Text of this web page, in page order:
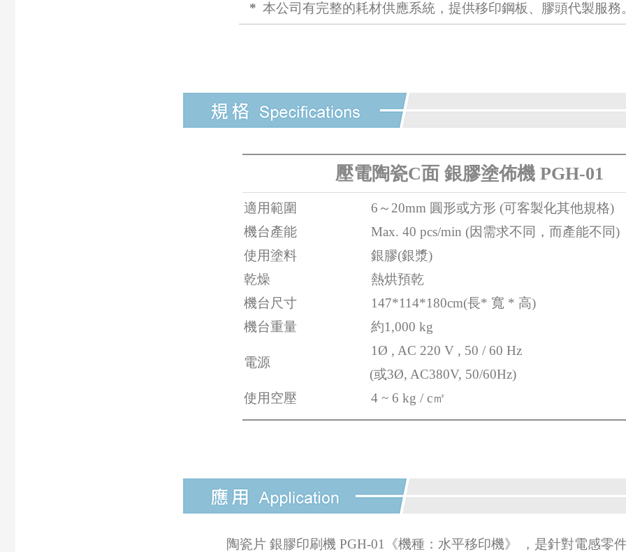
* 本公司有完整的耗材供應系統，提供移印鋼板、膠頭代製服務
壓電陶瓷C面 銀膠塗佈機 PGH-01
適用範圍
6～20mm 圓形或方形 (可客製化其他規格)
機台產能
Max. 40 pcs/min (因需求不同，而產能不同)
使用塗料
銀膠(銀漿)
乾燥
熱烘預乾
機台尺寸
147*114*180cm(長* 寬 * 高)
機台重量
約1,000 kg
電源
1Ø , AC 220 V , 50 / 60 Hz
(或3Ø, AC380V, 50/60Hz)
使用空壓
4 ~ 6 kg / c㎡
陶瓷片 銀膠印刷機 PGH-01《機種：水平移印機》 ，是針對電感零